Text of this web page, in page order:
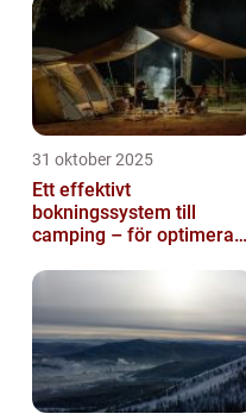
31 oktober 2025
Ett effektivt
bokningssystem till
camping – för optimerad